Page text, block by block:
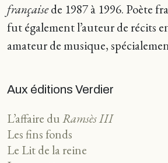
françaisede 1987 à 1996. Poète
fut également l’auteur de récits
amateur de musique,
Aux éditions Verdier
L’affaire duRamsès III
Les fins fonds
Le Lit de la reine